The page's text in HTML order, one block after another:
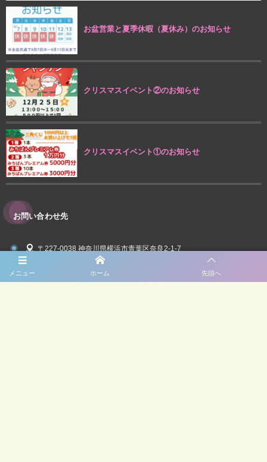
お盆営業と夏季休暇（夏休み）のお知らせ
クリスマスイベント②のお知らせ
クリスマスイベント①のお知らせ
お問い合わせ先
〒227-0038 神奈川県横浜市青葉区奈良2-1-7
メニュー ホーム 先頭へ